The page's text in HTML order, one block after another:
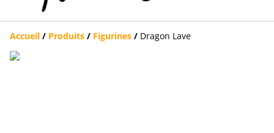
Accueil / Produits / Figurines / Dragon Lave